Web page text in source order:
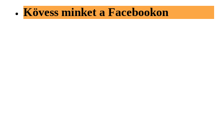
Kövess minket a Facebookon